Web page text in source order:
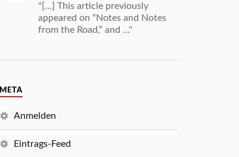
"[…] This article previously
appeared on “Notes and Notes
from the Road,” and ..."
META
Anmelden
Eintrags-Feed